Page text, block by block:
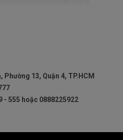
Phường 13, Quận 4, TP.HCM
- 555 hoặc 0888225922